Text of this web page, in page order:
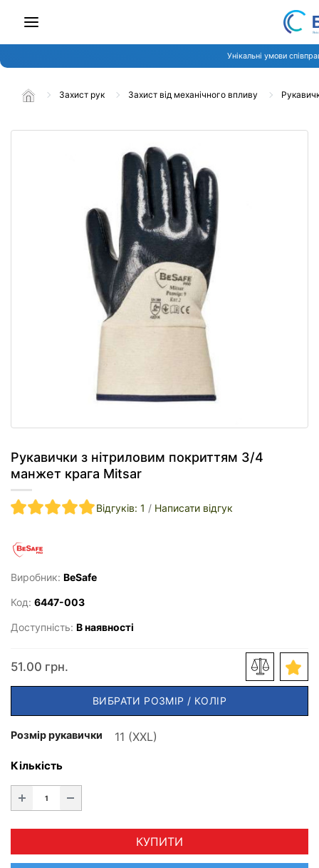
Унікальні умови
Захист рук Захист від механічного впливу
Рукавички з нітриловим покриттям 3/4
манжет крага Mitsar
Відгуків: 1 / Написати відгук
Виробник: BeSafe
Код: 6447-003
Доступність: В наявності
51.00 грн.
ВИБРАТИ РОЗМІР / КОЛІР
Розмір рукавички
Кількість
КУПИТИ